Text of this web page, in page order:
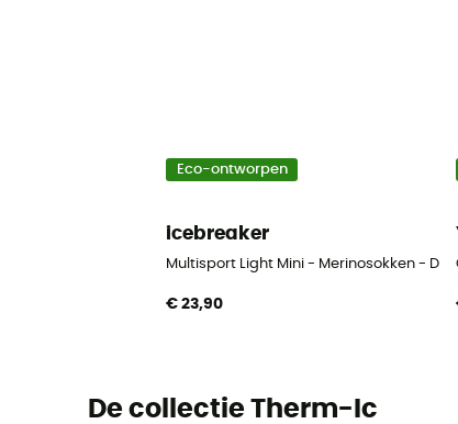
Eco-ontworpen
icebreaker
Multisport Light Mini - Merinosokken -
€ 23,90
De collectie Therm-Ic